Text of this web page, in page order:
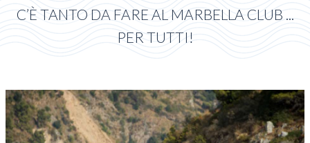
C’È TANTO DA FARE AL MARBELLA CLUB ...
PER TUTTI!